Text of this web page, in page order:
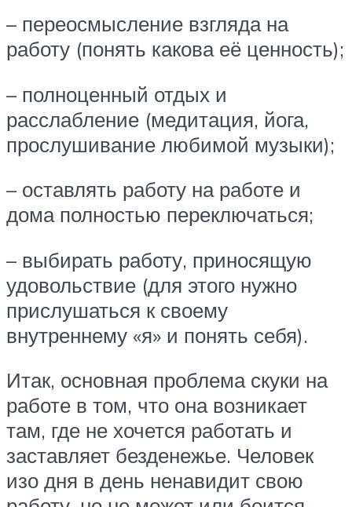
– переосмысление взгляда на
работу (понять какова её ценность);
– полноценный отдых и
расслабление (медитация, йога,
прослушивание любимой музыки);
– оставлять работу на работе и
дома полностью переключаться;
– выбирать работу, приносящую
удовольствие (для этого нужно
прислушаться к своему
внутреннему «я» и понять себя).
Итак, основная проблема скуки на
работе в том, что она возникает
там, где не хочется работать и
заставляет безденежье. Человек
изо дня в день ненавидит свою